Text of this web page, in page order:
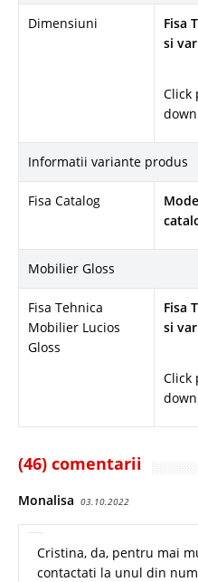
Dimensiuni Fisa
si
Click
Informatii variante produs
Fisa Catalog
Mobilier Gloss
Fisa Tehnica
Mobilier Lucios
Gloss
Fisa
si
Click
(46) comentarii
Monalisa 03.10.2022
Cristina, da, pentru mai
contactati la unul din